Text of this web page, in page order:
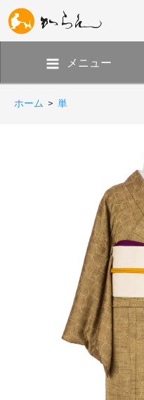
メニュー
ホーム > 単